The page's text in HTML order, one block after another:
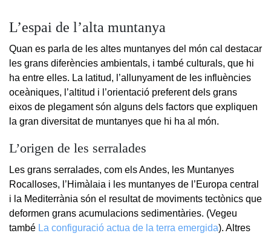
L’espai de l’alta muntanya
Quan es parla de les altes muntanyes del món cal destacar
les grans diferències ambientals, i també culturals, que hi
ha entre elles. La latitud, l’allunyament de les influències
oceàniques, l’altitud i l’orientació preferent dels grans
eixos de plegament són alguns dels factors que expliquen
la gran diversitat de muntanyes que hi ha al món.
L’origen de les serralades
Les grans serralades, com els Andes, les Muntanyes
Rocalloses, l’Himàlaia i les muntanyes de l’Europa central
i la Mediterrània són el resultat de moviments tectònics que
deformen grans acumulacions sedimentàries. (Vegeu
també La configuració actua de la terra emergida). Altres